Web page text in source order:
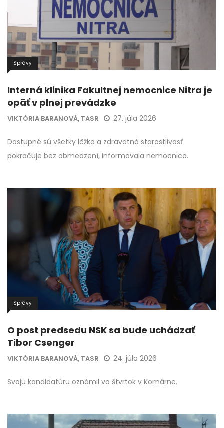
Správy
Interná klinika Fakultnej nemocnice Nitra je
opäť v plnej prevádzke
VIKTÓRIA BARANOVÁ, TASR 27. júla 2026
Dostupné sú všetky lôžka a zdravotná starostlivosť
pokračuje bez obmedzení, informovala nemocnica.
Správy
O post predsedu NSK sa bude uchádzať
Tibor Csenger
VIKTÓRIA BARANOVÁ, TASR 24. júla 2026
Svoju kandidatúru oznámil vo štvrtok v Komárne.